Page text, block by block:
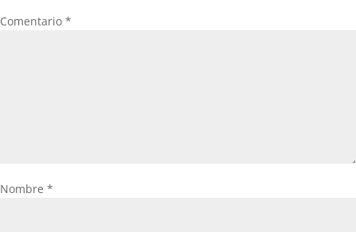
Comentario *
Nombre *